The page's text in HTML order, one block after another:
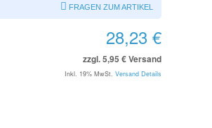
FRAGEN ZUM ARTIKEL
28,23 €
zzgl. 5,95 € Versand
Inkl. 19% MwSt. Versand Details